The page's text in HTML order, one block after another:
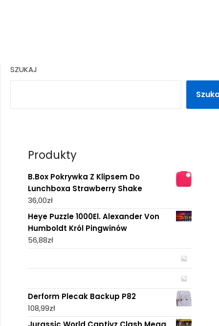
SZUKAJ
Produkty
B.Box Pokrywka Z Klipsem Do
Lunchboxa Strawberry Shake
36,00zł
Heye Puzzle 1000El. Alexander Von
Humboldt Król Pingwinów
56,88zł
Derform Plecak Backup P82
108,99zł